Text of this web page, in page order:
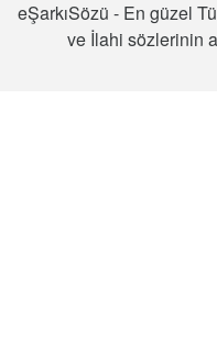
eŞarkıSözü - En güzel
ve İlahi sözlerinin